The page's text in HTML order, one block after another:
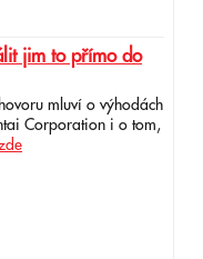
jim to přímo do
mluví o výhodách
Corporation i o tom,